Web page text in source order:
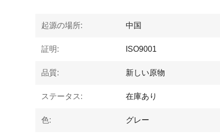
起源の場所: 中国
証明: ISO9001
品質: 新しい原物
ステータス: 在庫あり
色: グレー